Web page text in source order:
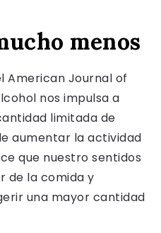
menos
American Journal of
nos impulsa a
limitada de
aumentar la actividad
que nuestro sentidos
de la comida y
una mayor cantidad